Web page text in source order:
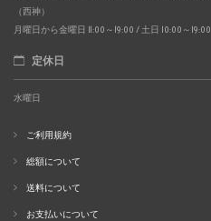
（西神）
月曜日から金曜日 11:00～19:00 / 土日 10:00～19:00
定休日
水曜日
ご利用規約
総額について
送料について
お支払いについて